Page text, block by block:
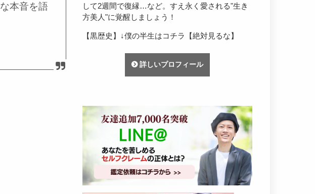
本音を語
して2週間で復縁…など。すえ永く愛される"生き
方美人"に覚醒しましょう！
【黒歴史】↓僕の半生はコチラ【絶対見るな】
詳しいプロフィール